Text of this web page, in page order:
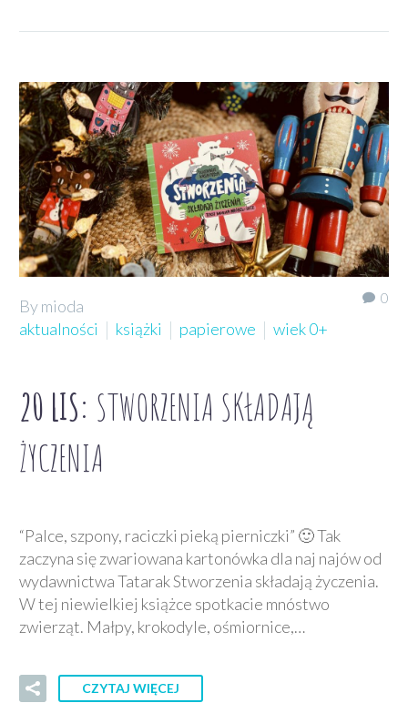
0
By mioda
aktualności
książki papierowe wiek 0+
20 LIS: STWORZENIA SKŁADAJĄ
ŻYCZENIA
“Palce, szpony, raciczki pieką pierniczki” 🙂 Tak
zaczyna się zwariowana kartonówka dla naj najów od
wydawnictwa Tatarak Stworzenia składają życzenia.
W tej niewielkiej książce spotkacie mnóstwo
zwierząt. Małpy, krokodyle, ośmiornice,…
CZYTAJ WIĘCEJ